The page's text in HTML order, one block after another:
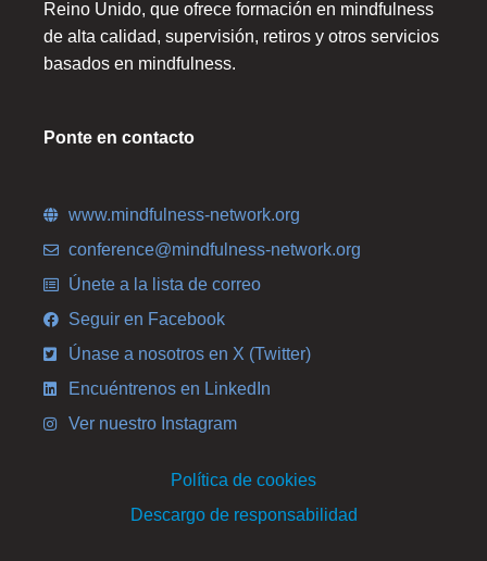
Reino Unido, que ofrece formación en mindfulness
de alta calidad, supervisión, retiros y otros servicios
basados en mindfulness.
Ponte en contacto
www.mindfulness-network.org
conference@mindfulness-network.org
Únete a la lista de correo
Seguir en Facebook
Únase a nosotros en X (Twitter)
Encuéntrenos en LinkedIn
Ver nuestro Instagram
Política de cookies
Descargo de responsabilidad